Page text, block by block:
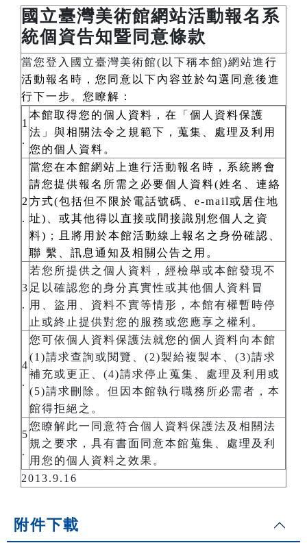
國立臺灣美術館網站活動報名系
統個資告知暨同意條款
當您登入國立臺灣美術館(以下稱本館)網站進行
活動報名時，您同意以下內容並於勾選同意後進
行下一步。您瞭解：
1
.
本館取得您的個人資料，在「個人資料保護
法」與相關法令之規範下，蒐集、處理及利用
您的個人資料。
2
.
當您在本館網站上進行活動報名時，系統將會
請您提供報名所需之必要個人資料(姓名、連絡
方式(包括但不限於電話號碼、e-mail或居住地
址)、或其他得以直接或間接識別您個人之資
料)；且將用於本館活動線上報名之身份確認、
聯 繫、訊息通知及相關公告之用。
3
.
若您所提供之個人資料，經檢舉或本館發現不
足以確認您的身分真實性或其他個人資料冒
用、盜用、資料不實等情形，本館有權暫時停
止或終止提供對您的服務或您應享之權利。
4
.
您可依個人資料保護法就您的個人資料向本館
(1)請求查詢或閱覽、(2)製給複製本、(3)請求
補充或更正、(4)請求停止蒐集、處理及利用或
(5)請求刪除。但因本館執行職務所必需者，本
館得拒絕之。
5
.
您瞭解此一同意符合個人資料保護法及相關法
規之要求，具有書面同意本館蒐集、處理及利
用您的個人資料之效果。
2013.9.16
附件下載